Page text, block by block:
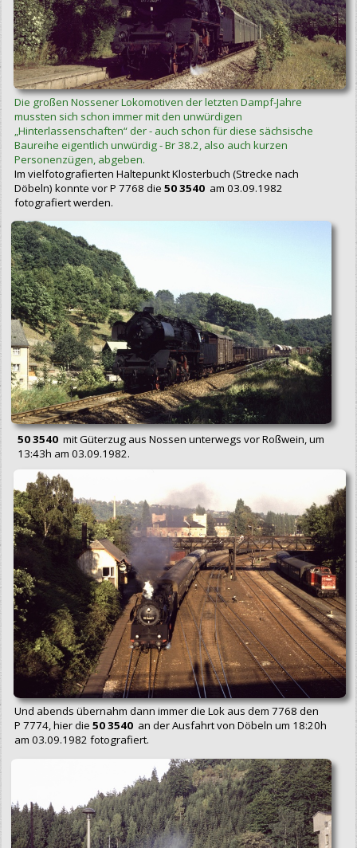
Die großen Nossener Lokomotiven der letzten Dampf-Jahre
mussten sich schon immer mit den unwürdigen
„Hinterlassenschaften“ der - auch schon für diese sächsische
Baureihe eigentlich unwürdig - Br 38.2, also auch kurzen
Personenzügen, abgeben.
Im vielfotografierten Haltepunkt Klosterbuch (Strecke nach
Döbeln) konnte vor P 7768 die50 3540 am 03.09.1982
fotografiert werden.
50 3540mit Güterzug aus Nossen unterwegs vor Roßwein, um
13:43h am 03.09.1982.
Und abends übernahm dann immer die Lok aus dem 7768 den
P 7774, hier die50 3540 an der Ausfahrt von Döbeln um 18:20h
am 03.09.1982 fotografiert.